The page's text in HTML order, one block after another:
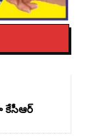
కేసీఆర్